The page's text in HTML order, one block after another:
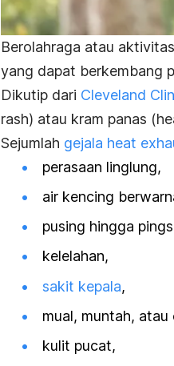
Berolahraga atau
yang dapat berkembang
Dikutip dari Cleveland
rash) atau kram panas (
Sejumlah gejala heat
perasaan linglung,
air kencing
pusing hingga
kelelahan,
sakit kepala,
mual, muntah, atau
kulit pucat,